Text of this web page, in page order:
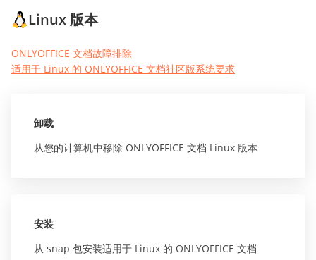
Linux 版本
ONLYOFFICE 文档故障排除
适用于 Linux 的 ONLYOFFICE 文档社区版系统要求
卸载
从您的计算机中移除 ONLYOFFICE 文档 Linux 版本
安装
从 snap 包安装适用于 Linux 的 ONLYOFFICE 文档